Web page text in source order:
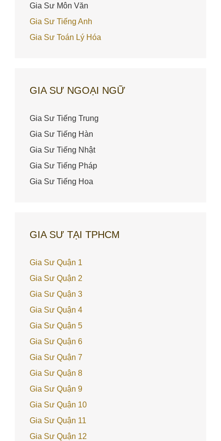
Gia Sư Môn Văn
Gia Sư Tiếng Anh
Gia Sư Toán Lý Hóa
GIA SƯ NGOẠI NGỮ
Gia Sư Tiếng Trung
Gia Sư Tiếng Hàn
Gia Sư Tiếng Nhật
Gia Sư Tiếng Pháp
Gia Sư Tiếng Hoa
GIA SƯ TẠI TPHCM
Gia Sư Quận 1
Gia Sư Quận 2
Gia Sư Quận 3
Gia Sư Quận 4
Gia Sư Quận 5
Gia Sư Quận 6
Gia Sư Quận 7
Gia Sư Quận 8
Gia Sư Quận 9
Gia Sư Quận 10
Gia Sư Quận 11
Gia Sư Quận 12